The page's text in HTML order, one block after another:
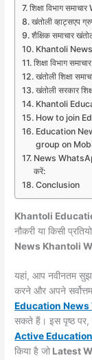
शिक्षा विभाग
खंतोली व्हाट्सएप
शैक्षिक समाचार
Khantoli
शिक्षा विभाग
खंतोली शिक्षा
खंतोली सरकार
Khantoli
How to join
Education
group on
News
करें:
Conclusion
Khantoli
नौकरी या किसी
News Khantoli
यहां, आप नवीनतम
करने और अपने
Education
सकते हैं। इस पृष्ठ पर,
Active
किया है जो Latest